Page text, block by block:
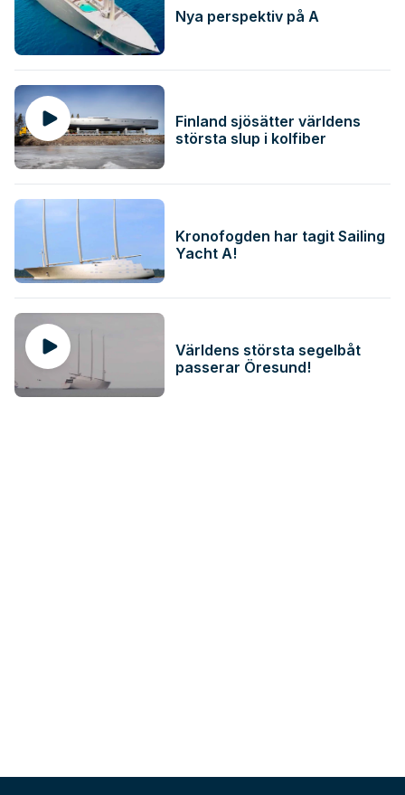
Nya perspektiv på A
Finland sjösätter världens
största slup i kolfiber
Kronofogden har tagit Sailing
Yacht A!
Världens största segelbåt
passerar Öresund!